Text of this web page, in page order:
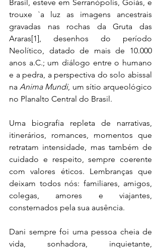
Brasil, esteve em Serranópolis, Goiás, e
trouxe `a luz as imagens ancestrais
gravadas nas rochas da Gruta das
Araras[1], desenhos do período
Neolítico, datado de mais de 10.000
anos a.C.; um diálogo entre o humano
e a pedra, a perspectiva do solo abissal
na Anima Mundi, um sítio arqueológico
no Planalto Central do Brasil.
Uma biografia repleta de narrativas,
itinerários, romances, momentos que
retratam intensidade, mas também de
cuidado e respeito, sempre coerente
com valores éticos. Lembranças que
deixam todos nós: familiares, amigos,
colegas, amores e viajantes,
consternados pela sua ausência.
Dani sempre foi uma pessoa cheia de
vida, sonhadora, inquietante,